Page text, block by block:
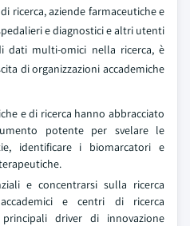
ricerca, aziende farmaceutiche e
e diagnostici e altri utenti
dati multi-omici nella ricerca, è
di organizzazioni accademiche
e di ricerca hanno abbracciato
potente per svelare le
identificare i biomarcatori e
e concentrarsi sulla ricerca
e centri di ricerca
driver di innovazione